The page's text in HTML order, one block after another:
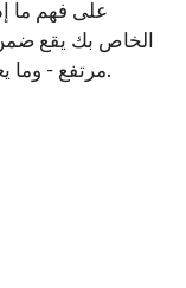
مرتفع - وما